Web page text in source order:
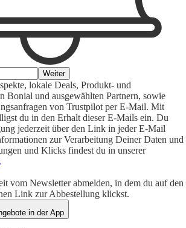
Weiter
lokale Deals, Produkt- und
Bonial und ausgewählten Partnern, sowie
von Trustpilot per E-Mail. Mit
du in den Erhalt dieser E-Mails ein. Du
jederzeit über den Link in jeder E-Mail
zur Verarbeitung Deiner Daten und
und Klicks findest du in unserer
.
vom Newsletter abmelden, in dem du auf den
Link zur Abbestellung klickst.
in der App